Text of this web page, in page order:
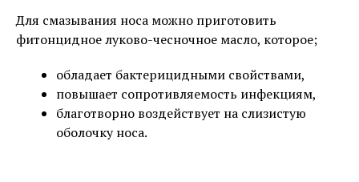
Для смазывания носа можно приготовить
фитонцидное луково-чесночное масло, которое;
обладает бактерицидными свойствами,
повышает сопротивляемость инфекциям,
благотворно воздействует на слизистую
оболочку носа.